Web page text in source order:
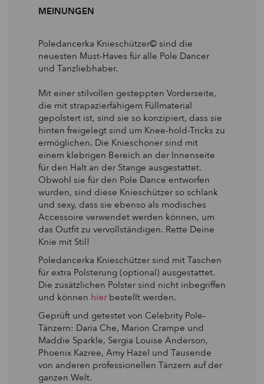
MEINUNGEN
Poledancerka Knieschützer© sind die
neuesten Must-Haves für alle Pole Dancer
und Tanzliebhaber.
Mit einer stilvollen gesteppten Vorderseite,
die mit strapazierfähigem Füllmaterial
gepolstert ist, sind sie so konzipiert, dass sie
hinten freigelegt sind um Knee-hold-Tricks zu
ermöglichen. Die Knieschoner sind mit
einem klebrigen Bereich an der Innenseite
für den Halt an der Stange ausgestattet.
Obwohl sie für den Pole Dance entworfen
wurden, sind diese Knieschützer so schlank
und sexy, dass sie ebenso als modisches
Accessoire verwendet werden können, um
das Outfit zu vervollständigen. Rette Deine
Knie mit Stil!
Poledancerka Knieschützer sind mit Taschen
für extra Polsterung (optional) ausgestattet.
Die zusätzlichen Polster sind nicht inbegriffen
und können hierbestellt werden.
Geprüft und getestet von Celebrity Pole-
Tänzern: Daria Che, Marion Crampe und
Maddie Sparkle, Sergia Louise Anderson,
Phoenix Kazree, Amy Hazel und Tausende
von anderen professionellen Tänzern auf der
ganzen Welt.